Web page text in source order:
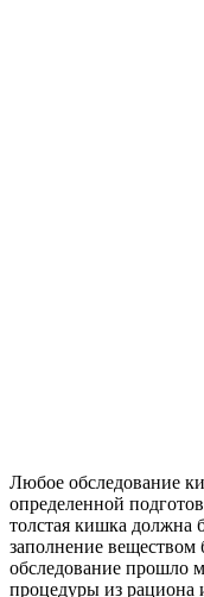
Любое обследование
определенной
толстая кишка должна
заполнение
обследование прошло
процедуры из